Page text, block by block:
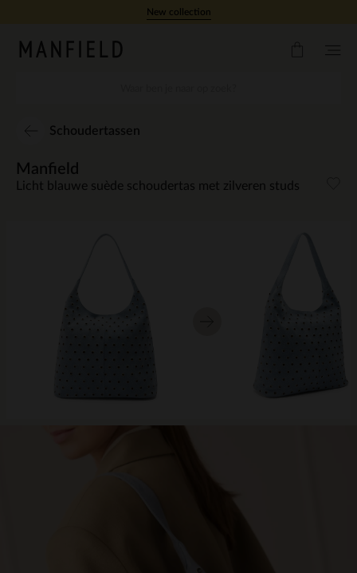
New collection
Schoudertassen
Manfield
Licht blauwe suède schoudertas met zilveren studs